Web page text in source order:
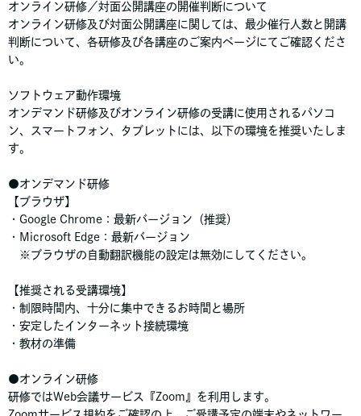
オンライン研修／対面公開講座の開催判断について
オンライン研修及び対面公開講座に関しては、最少催行人数と開講
判断について、各研修及び各講座のご案内ページにてご確認くださ
い。
ソフトウェア動作環境
オンデマンド研修及びオンライン研修の受講に使用されるパソコ
ン、スマートフォン、タブレットには、以下の環境を推奨いたしま
す。
●オンデマンド研修
【ブラウザ】
・Google Chrome：最新バージョン（推奨）
・Microsoft Edge：最新バージョン
※ブラウザの自動翻訳機能の設定は無効にしてください。
【推奨される受講環境】
・制限時間内、十分に集中できるお時間と場所
・安定したインターネット接続環境
・教材の準備
●オンライン研修
研修ではWeb会議サービス『Zoom』を利用します。